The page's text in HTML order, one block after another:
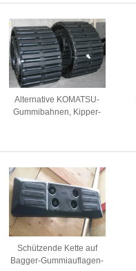
Alternative KOMATSU-
Gummibahnen, Kipper-
Schützende Kette auf
Bagger-Gummiauflagen-